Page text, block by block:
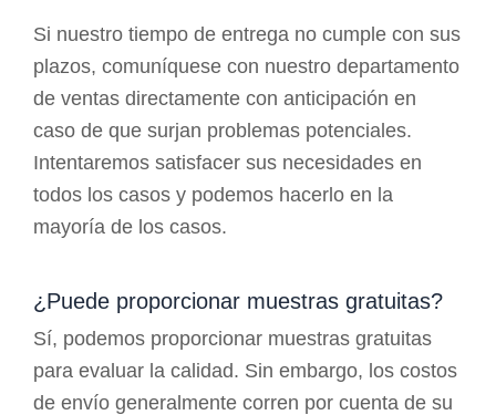
Si nuestro tiempo de entrega no cumple con sus
plazos, comuníquese con nuestro departamento
de ventas directamente con anticipación en
caso de que surjan problemas potenciales.
Intentaremos satisfacer sus necesidades en
todos los casos y podemos hacerlo en la
mayoría de los casos.
¿Puede proporcionar muestras gratuitas?
Sí, podemos proporcionar muestras gratuitas
para evaluar la calidad. Sin embargo, los costos
de envío generalmente corren por cuenta de su